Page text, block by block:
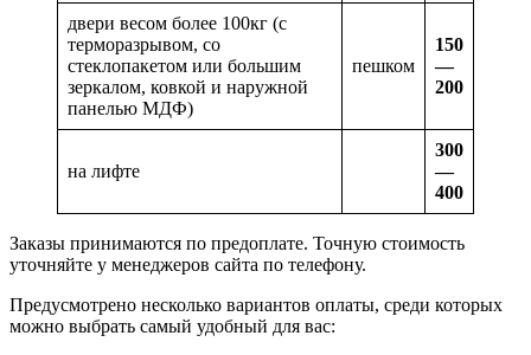
двери весом более 100кг (с
терморазрывом, со
стеклопакетом или большим
зеркалом, ковкой и наружной
панелью МДФ)
пешком
150
—
200
на лифте
300
—
400
Заказы принимаются по предоплате. Точную стоимость
уточняйте у менеджеров сайта по телефону.
Предусмотрено несколько вариантов оплаты, среди которых
можно выбрать самый удобный для вас: